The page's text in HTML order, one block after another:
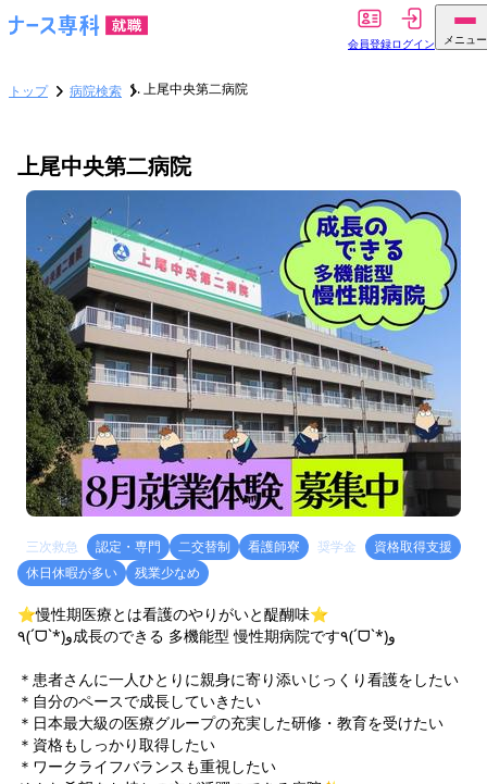
会員登録ログイン メニュー
トップ 病院検索 上尾中央第二病院
上尾中央第二病院
三次救急 認定・専門 二交替制 看護師寮 奨学金
資格取得支援
休日休暇が多い
残業少なめ
⭐慢性期医療とは看護のやりがいと醍醐味⭐
٩(ˊᗜˋ*)و成長のできる 多機能型 慢性期病院です٩(ˊᗜˋ*)و
＊患者さんに一人ひとりに親身に寄り添いじっくり看護をしたい
＊自分のペースで成長していきたい
＊日本最大級の医療グループの充実した研修・教育を受けたい
＊資格もしっかり取得したい
＊ワークライフバランスも重視したい